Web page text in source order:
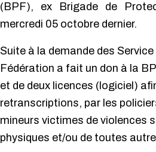
(BPF), ex Brigade de
mercredi 05 octobre dernier.
Suite à la demande des
Fédération a fait un don à la
et de deux licences (logiciel)
retranscriptions, par les
mineurs victimes de violences
physiques et/ou de toutes